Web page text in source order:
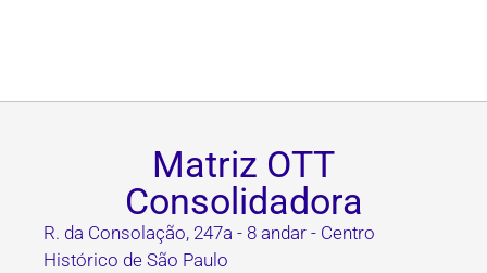
Matriz OTT
Consolidadora
R. da Consolação, 247a - 8 andar - Centro
Histórico de São Paulo